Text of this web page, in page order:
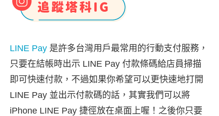
LINE Pay 是許多台灣用戶最常用的行動支付服務，
只要在結帳時出示 LINE Pay 付款條碼給店員掃描
即可快速付款，不過如果你希望可以更快速地打開
LINE Pay 並出示付款碼的話，其實我們可以將
iPhone LINE Pay 捷徑放在桌面上喔！之後你只要